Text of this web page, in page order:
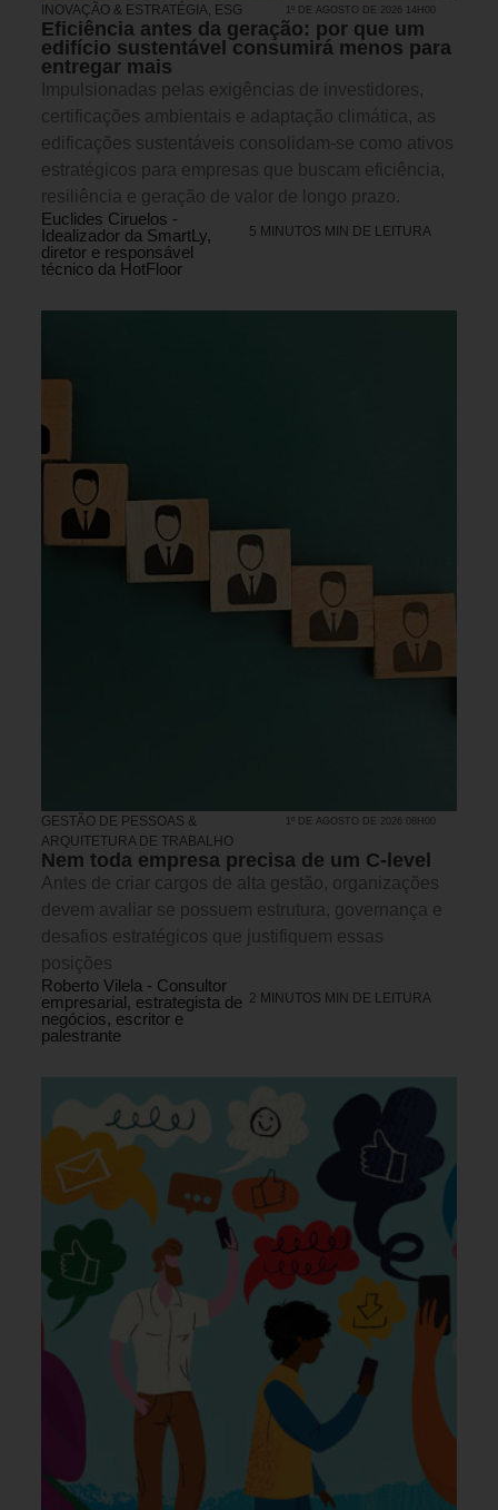
INOVAÇÃO & ESTRATÉGIA ESG 1º DE AGOSTO DE 2026 14H00
Eficiência antes da geração: por que um
edifício sustentável consumirá menos para
entregar mais
Impulsionadas pelas exigências de investidores,
certificações ambientais e adaptação climática, as
edificações sustentáveis consolidam-se como ativos
estratégicos para empresas que buscam eficiência,
resiliência e geração de valor de longo prazo.
Euclides Ciruelos -
Idealizador da SmartLy,
diretor e responsável
técnico da HotFloor
5 MINUTOS MIN DE LEITURA
GESTÃO DE PESSOAS &
ARQUITETURA DE TRABALHO
1º DE AGOSTO DE 2026 08H00
Nem toda empresa precisa de um C-level
Antes de criar cargos de alta gestão, organizações
devem avaliar se possuem estrutura, governança e
desafios estratégicos que justifiquem essas
posições
Roberto Vilela - Consultor
empresarial, estrategista de
negócios, escritor e
palestrante
2 MINUTOS MIN DE LEITURA